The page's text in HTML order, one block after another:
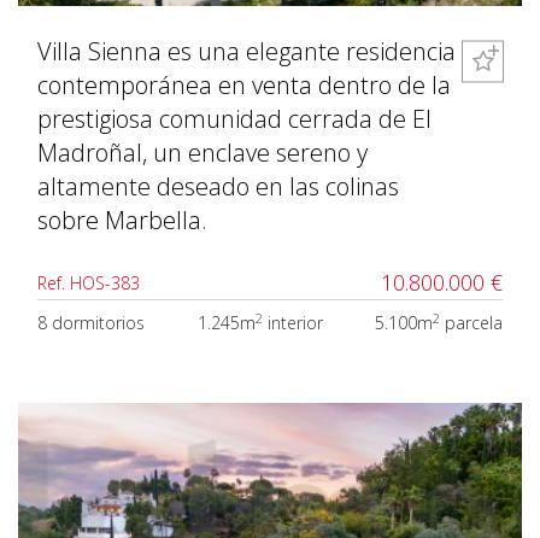
Villa Sienna es una elegante residencia
contemporánea en venta dentro de la
prestigiosa comunidad cerrada de El
Madroñal, un enclave sereno y
altamente deseado en las colinas
sobre Marbella.
Ref. HOS-383 10.800.000 €
8 dormitorios 1.245m2 interior 5.100m2 parcela